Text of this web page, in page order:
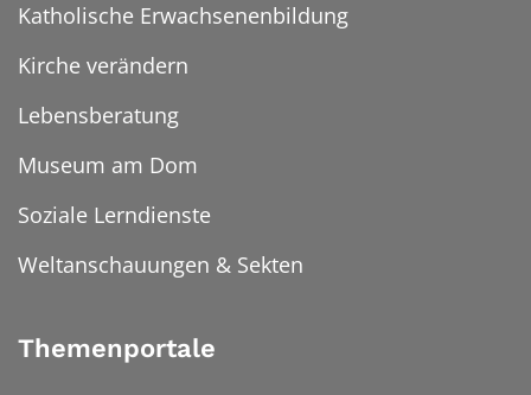
Katholische Erwachsenenbildung
Kirche verändern
Lebensberatung
Museum am Dom
Soziale Lerndienste
Weltanschauungen & Sekten
Themenportale